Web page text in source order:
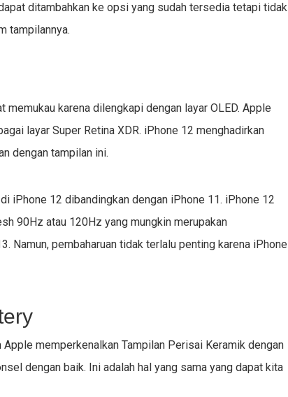
ditambahkan ke opsi yang sudah tersedia tetapi tidak
tampilannya.
memukau karena dilengkapi dengan layar OLED. Apple
layar Super Retina XDR. iPhone 12 menghadirkan
dengan tampilan ini.
iPhone 12 dibandingkan dengan iPhone 11. iPhone 12
90Hz atau 120Hz yang mungkin merupakan
Namun, pembaharuan tidak terlalu penting karena iPhone
memperkenalkan Tampilan Perisai Keramik dengan
dengan baik. Ini adalah hal yang sama yang dapat kita